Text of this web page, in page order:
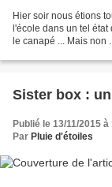
Hier soir nous étions
l'école dans un tel
le canapé ... Mais non
Sister box :
Publié le 13/11/2015 à
Par Pluie d'étoiles